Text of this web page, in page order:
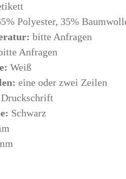
Polyester, 35%
bitte Anfragen
Anfragen
Weiß
eine oder zwei Zeilen
Druckschrift
Schwarz